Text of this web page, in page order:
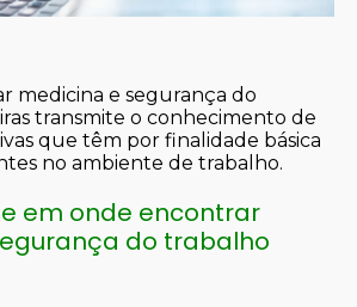
medicina e segurança do
transmite o conhecimento de
que têm por finalidade básica
no ambiente de trabalho.
em onde encontrar
do trabalho